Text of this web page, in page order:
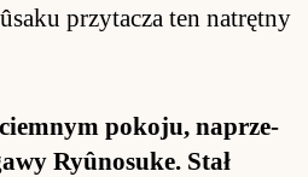
przy­tacza ten na­trętny
ciem­nym po­ko­ju, na­prze­
Ryûnosuke. Stał